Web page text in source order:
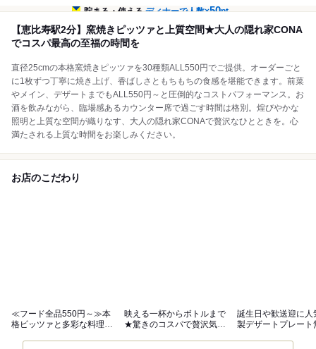
貯まる・使えるディナーで人数×50pt
【恵比寿駅2分】窯焼きピッツァと上質空間★大人の隠れ家CONA
でコスパ最高の至福の時間を
直径25cmの本格窯焼きピッツァを30種類ALL550円でご提供。オーダーごと
に1枚ずつ丁寧に焼き上げ、香ばしさともちもちの食感を堪能できます。前菜
やメイン、デザートまでもALL550円～と圧倒的なコストパフォーマンス。お
酒を飲みながら、臨場感あるカウンター席で過ごす時間は格別。煌びやかな
照明と上質な空間が織りなす、大人の隠れ家CONAで贅沢なひとときを。心
満たされる上質な時間をお楽しみください。
お店のこだわり
≪フード全品550円～≫本
格ピッツァと多彩な料理を
映える一杯からボトルまで
★驚きのコスパで贅沢気分
誕生日や歓送迎に人
製デザートプレー